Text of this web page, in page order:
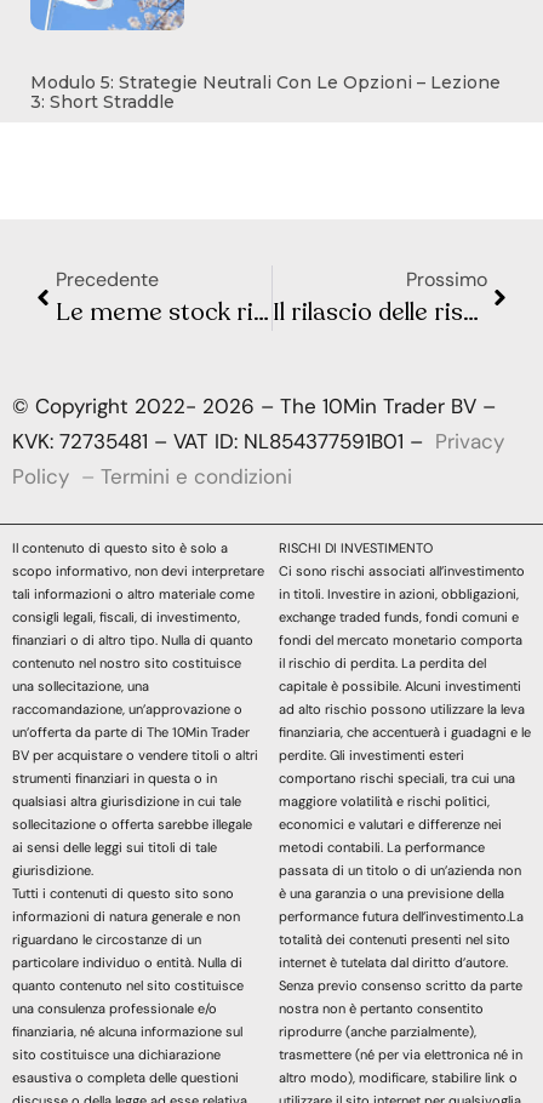
Modulo 5: Strategie Neutrali Con Le Opzioni – Lezione
3: Short Straddle
Precedente
Le meme stock ritornano in voga: siamo prossimi al gamma squeeze?
Prossimo
Il rilascio delle riserve di petrolio non limiterà i rischi al rialzo
© Copyright 2022- 2026 – The 10Min Trader BV –
KVK: 72735481 – VAT ID: NL854377591B01 – Privacy
Policy – Termini e condizioni
Il contenuto di questo sito è solo a
scopo informativo, non devi interpretare
tali informazioni o altro materiale come
consigli legali, fiscali, di investimento,
finanziari o di altro tipo. Nulla di quanto
contenuto nel nostro sito costituisce
una sollecitazione, una
raccomandazione, un’approvazione o
un’offerta da parte di The 10Min Trader
BV per acquistare o vendere titoli o altri
strumenti finanziari in questa o in
qualsiasi altra giurisdizione in cui tale
sollecitazione o offerta sarebbe illegale
ai sensi delle leggi sui titoli di tale
giurisdizione.
Tutti i contenuti di questo sito sono
informazioni di natura generale e non
riguardano le circostanze di un
particolare individuo o entità. Nulla di
quanto contenuto nel sito costituisce
una consulenza professionale e/o
finanziaria, né alcuna informazione sul
sito costituisce una dichiarazione
esaustiva o completa delle questioni
RISCHI DI INVESTIMENTO
Ci sono rischi associati all’investimento
in titoli. Investire in azioni, obbligazioni,
exchange traded funds, fondi comuni e
fondi del mercato monetario comporta
il rischio di perdita. La perdita del
capitale è possibile. Alcuni investimenti
ad alto rischio possono utilizzare la leva
finanziaria, che accentuerà i guadagni e le
perdite. Gli investimenti esteri
comportano rischi speciali, tra cui una
maggiore volatilità e rischi politici,
economici e valutari e differenze nei
metodi contabili. La performance
passata di un titolo o di un’azienda non
è una garanzia o una previsione della
performance futura dell’investimento.La
totalità dei contenuti presenti nel sito
internet è tutelata dal diritto d’autore.
Senza previo consenso scritto da parte
nostra non è pertanto consentito
riprodurre (anche parzialmente),
trasmettere (né per via elettronica né in
altro modo), modificare, stabilire link o